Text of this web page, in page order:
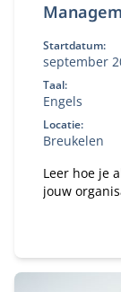
Startdatum:
september
Taal:
Engels
Locatie:
Breukelen
Leer hoe je
jouw